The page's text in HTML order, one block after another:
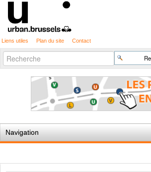
Liens utiles Plan du site Contact
Chercher par
Recherche
avancée…
Navigation
Règles du jeu